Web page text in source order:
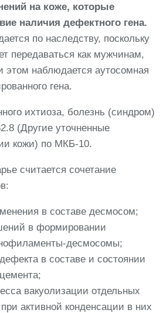
на коже, которые
наличия дефектного гена.
по наследству, поскольку
передаваться как мужчинам,
наблюдается аутосомная
гена.
ихтиоза, болезнь (синдром)
(Другие уточненные
кожи) по МКБ-10.
считается сочетание
в составе десмосом;
в формировании
десмосомы;
в составе и состоянии
вакуолизации отдельных
активной конденсации в них